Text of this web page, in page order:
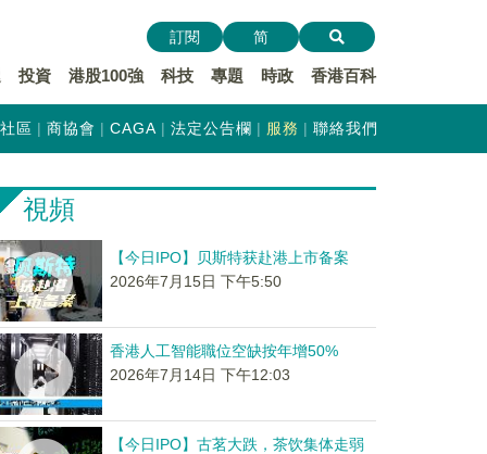
投資 港股100強 科技 專題 時政 香港百科
訂閱 简
社區 商協會 CAGA 法定公告欄 服務 聯絡我們
視頻
【今日IPO】贝斯特获赴港上市备案
2026年7月15日 下午5:50
香港人工智能職位空缺按年增50%
2026年7月14日 下午12:03
【今日IPO】古茗大跌，茶饮集体走弱